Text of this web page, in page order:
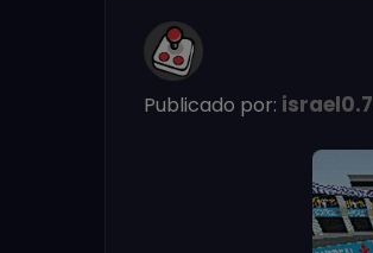
Publicado por: israel0.7